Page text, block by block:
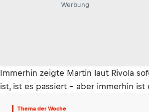
Werbung
Immerhin zeigte Martin laut Rivola
ist, ist es passiert – aber immerhin ist
Thema der Woche